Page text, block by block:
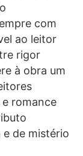
com
ao leitor
rigor
à obra um
romance
de mistério